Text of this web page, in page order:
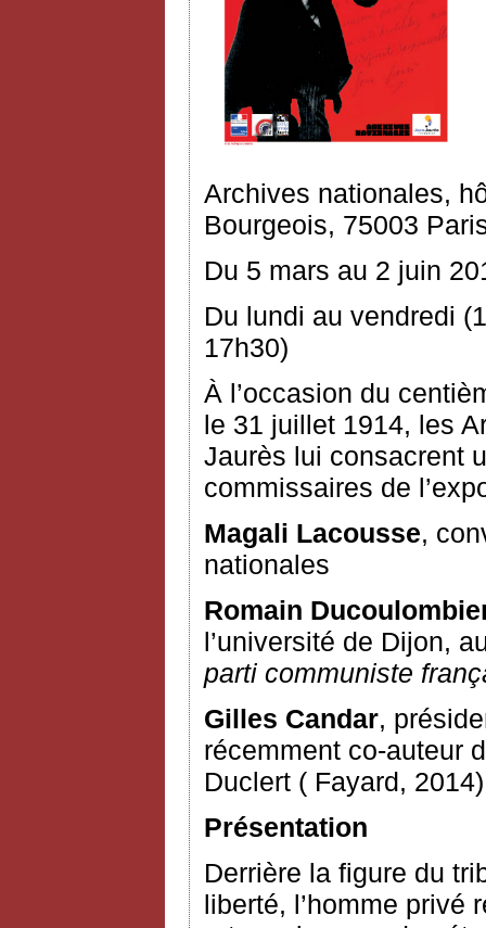
Archives nationales,
Bourgeois, 75003
Du 5 mars au 2 juin
Du lundi au vendredi
17h30)
À l’occasion du
le 31 juillet 1914, les
Jaurès lui consacrent
commissaires de
Magali Lacousse,
nationales
Romain
l’université de Dijon,
parti communiste
Gilles Candar,
récemment co-auteur
Duclert ( Fayard, 2014)
Présentation
Derrière la figure du
liberté, l’homme privé